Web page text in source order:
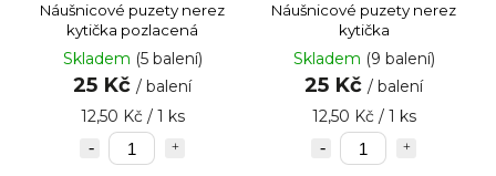
Náušnicové puzety nerez
kytička pozlacená
Skladem (5 balení)
25 Kč / balení
12,50 Kč / 1 ks
Náušnicové puzety nerez
kytička
Skladem (9 balení)
25 Kč / balení
12,50 Kč / 1 ks